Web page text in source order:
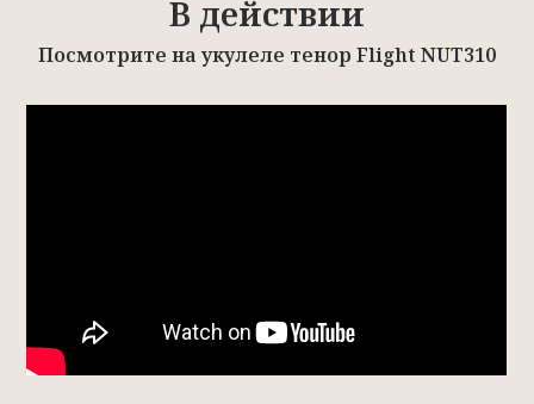
В действии
Посмотрите на укулеле тенор Flight NUT310